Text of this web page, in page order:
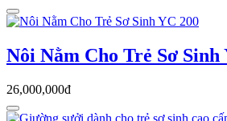
Nôi Nằm Cho Trẻ Sơ Sinh
26,000,000đ